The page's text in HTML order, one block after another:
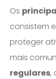
Os
consistem
proteger
mais
regulares,